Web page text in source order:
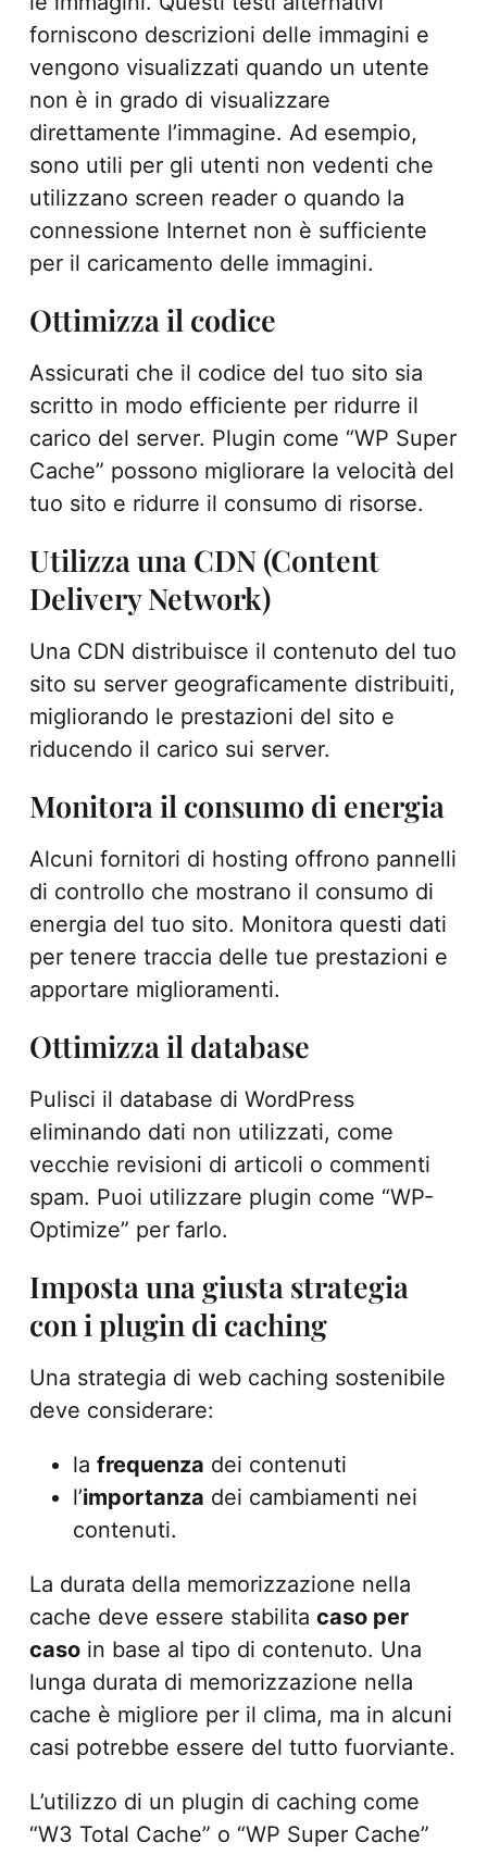
forniscono descrizioni delle immagini e
vengono visualizzati quando un utente
non è in grado di visualizzare
direttamente l’immagine. Ad esempio,
sono utili per gli utenti non vedenti che
utilizzano screen reader o quando la
connessione Internet non è sufficiente
per il caricamento delle immagini.
Ottimizza il codice
Assicurati che il codice del tuo sito sia
scritto in modo efficiente per ridurre il
carico del server. Plugin come “WP Super
Cache” possono migliorare la velocità del
tuo sito e ridurre il consumo di risorse.
Utilizza una CDN (Content
Delivery Network)
Una CDN distribuisce il contenuto del tuo
sito su server geograficamente distribuiti,
migliorando le prestazioni del sito e
riducendo il carico sui server.
Monitora il consumo di energia
Alcuni fornitori di hosting offrono pannelli
di controllo che mostrano il consumo di
energia del tuo sito. Monitora questi dati
per tenere traccia delle tue prestazioni e
apportare miglioramenti.
Ottimizza il database
Pulisci il database di WordPress
eliminando dati non utilizzati, come
vecchie revisioni di articoli o commenti
spam. Puoi utilizzare plugin come “WP-
Optimize” per farlo.
Imposta una giusta strategia
con i plugin di caching
Una strategia di web caching sostenibile
deve considerare:
la frequenza dei contenuti
l’importanza dei cambiamenti nei
contenuti.
La durata della memorizzazione nella
cache deve essere stabilita caso per
casoin base al tipo di contenuto. Una
lunga durata di memorizzazione nella
cache è migliore per il clima, ma in alcuni
casi potrebbe essere del tutto fuorviante.
L’utilizzo di un plugin di caching come
“W3 Total Cache” o “WP Super Cache”